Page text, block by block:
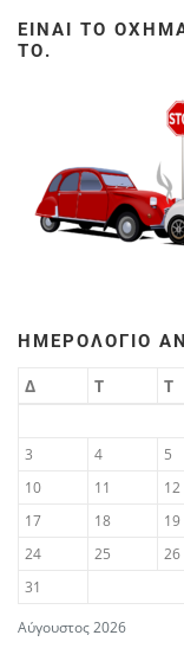
ΕΊΝΑΙ ΤΟ
ΤΟ.
ΗΜΕΡΟΛΌΓΙΟ
Αύγουστος 2026
Δ Τ Τ
3
4 5
10
11 12
17
18 19
24
25 26
31